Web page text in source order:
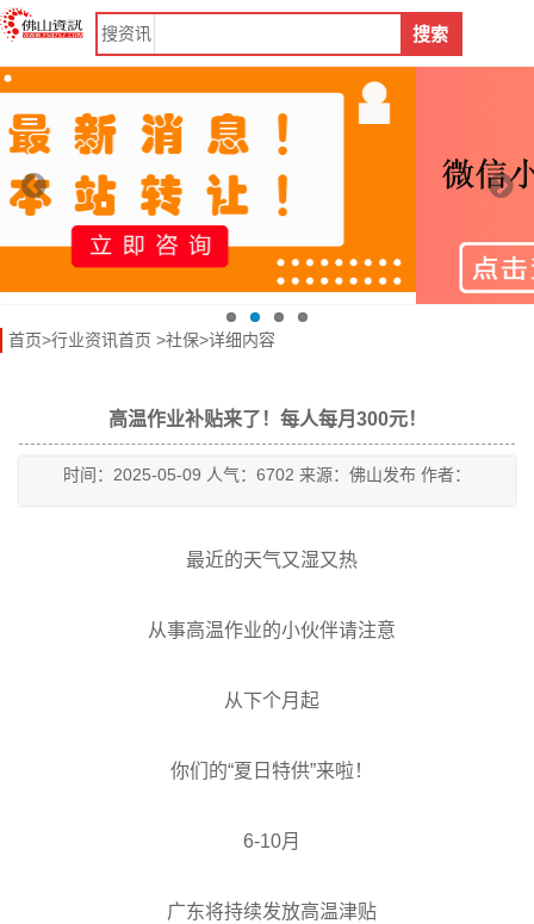
搜资讯 搜索
首页>行业资讯首页 >社保>详细内容
高温作业补贴来了！每人每月300元！
时间：2025-05-09 人气：6702 来源：佛山发布 作者：
最近的天气又湿又热
从事高温作业的小伙伴请注意
从下个月起
你们的“夏日特供”来啦！
6-10月
广东将持续发放高温津贴